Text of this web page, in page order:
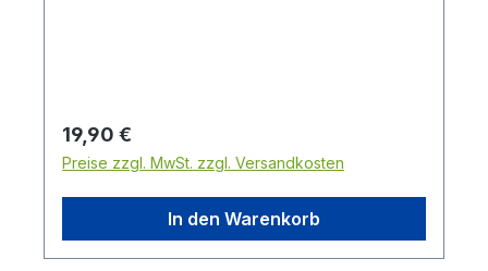
Regulärer Preis:
19,90 €
Preise zzgl. MwSt. zzgl. Versandkosten
In den Warenkorb